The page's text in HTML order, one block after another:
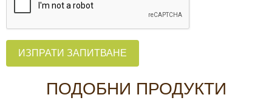
ИЗПРАТИ ЗАПИТВАНЕ
ПОДОБНИ ПРОДУКТИ